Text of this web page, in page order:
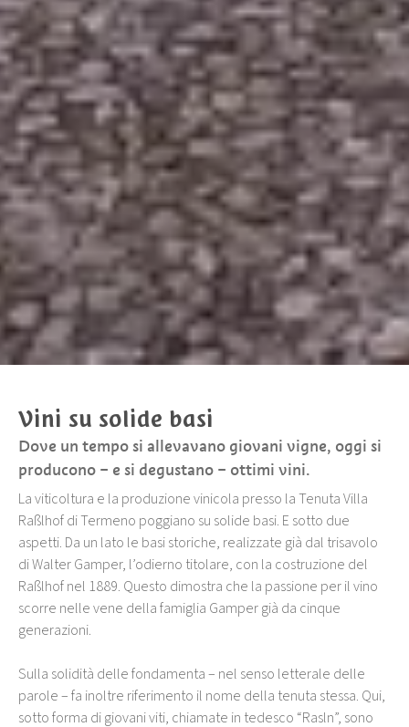
Vini su solide basi
Dove un tempo si allevavano giovani vigne, oggi si
producono – e si degustano – ottimi vini.
La viticoltura e la produzione vinicola presso la Tenuta Villa
Raßlhof di Termeno poggiano su solide basi. E sotto due
aspetti. Da un lato le basi storiche, realizzate già dal trisavolo
di Walter Gamper, l’odierno titolare, con la costruzione del
Raßlhof nel 1889. Questo dimostra che la passione per il vino
scorre nelle vene della famiglia Gamper già da cinque
generazioni.
Sulla solidità delle fondamenta – nel senso letterale delle
parole – fa inoltre riferimento il nome della tenuta stessa. Qui,
sotto forma di giovani viti, chiamate in tedesco “Rasln”, sono